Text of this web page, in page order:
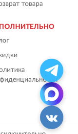
товара